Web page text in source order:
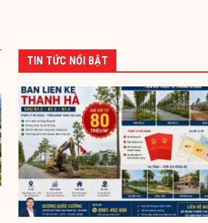
TIN TỨC NỔI BẬT